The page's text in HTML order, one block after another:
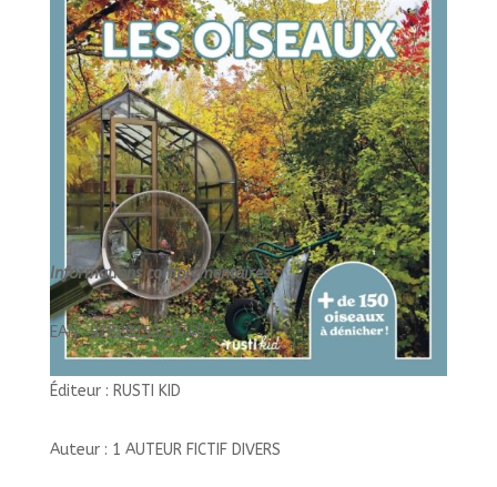
Informations complémentaires :
EAN : 9782815320740
Éditeur : RUSTI KID
Auteur : 1 AUTEUR FICTIF DIVERS